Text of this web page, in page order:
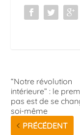
“Notre révolution
intérieure” : le
pas est de se
soi-même
PRÉCÉDENT